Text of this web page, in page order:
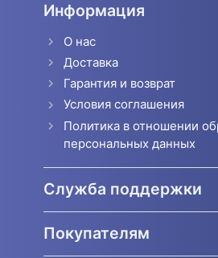
Информация
О нас
Доставка
Гарантия и возврат
Условия соглашения
Политика в отношении
персональных данных
Служба поддержки
Покупателям